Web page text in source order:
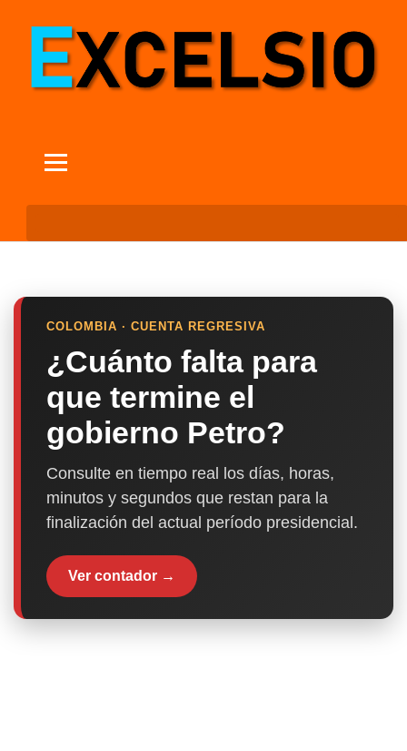
COLOMBIA · CUENTA REGRESIVA
¿Cuánto falta para
que termine el
gobierno Petro?
Consulte en tiempo real los días, horas,
minutos y segundos que restan para la
finalización del actual período presidencial.
Ver contador →